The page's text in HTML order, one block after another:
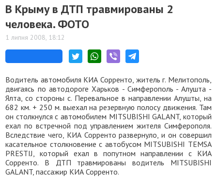
В Крыму в ДТП травмированы 2
человека. ФОТО
1 липня 2008, 18:12
Водитель автомобиля КИА Сорренто, житель г. Мелитополь,
двигаясь по автодороге Харьков - Симферополь - Алушта -
Ялта, со стороны с. Перевальное в направлении Алушты, на
682 км. + 250 м. выехал на резервную полосу движения. Там
он столкнулся с автомобилем MITSUBISHI GALANT, который
ехал по встречной под управлением жителя Симферополя.
Вследствие чего, КИА Сорренто развернуло, и он совершил
касательное столкновение с автобусом MITSUBISHI TEMSA
PRESTIJ, который ехал в попутном направлении с КИА
Сорренто. В ДТП травмированы водитель MITSUBISHI
GALANT, пассажир КИА Сорренто.